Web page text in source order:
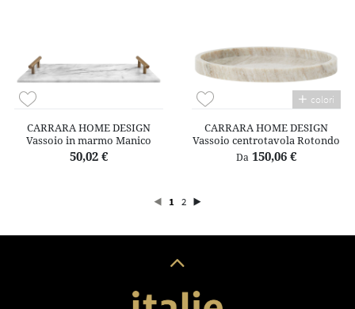
CARRARA HOME DESIGN
Vassoio in marmo Manico
50,02 €
colori
CARRARA HOME DESIGN
Vassoio centrotavola Rotondo
Da 150,06 €
1 2